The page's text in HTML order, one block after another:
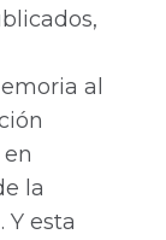
al
la
Y esta